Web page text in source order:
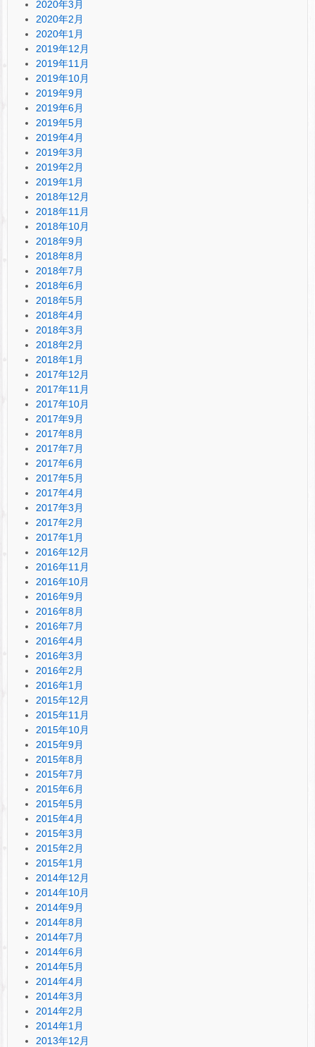
2020年3月
2020年2月
2020年1月
2019年12月
2019年11月
2019年10月
2019年9月
2019年6月
2019年5月
2019年4月
2019年3月
2019年2月
2019年1月
2018年12月
2018年11月
2018年10月
2018年9月
2018年8月
2018年7月
2018年6月
2018年5月
2018年4月
2018年3月
2018年2月
2018年1月
2017年12月
2017年11月
2017年10月
2017年9月
2017年8月
2017年7月
2017年6月
2017年5月
2017年4月
2017年3月
2017年2月
2017年1月
2016年12月
2016年11月
2016年10月
2016年9月
2016年8月
2016年7月
2016年4月
2016年3月
2016年2月
2016年1月
2015年12月
2015年11月
2015年10月
2015年9月
2015年8月
2015年7月
2015年6月
2015年5月
2015年4月
2015年3月
2015年2月
2015年1月
2014年12月
2014年10月
2014年9月
2014年8月
2014年7月
2014年6月
2014年5月
2014年4月
2014年3月
2014年2月
2014年1月
2013年12月